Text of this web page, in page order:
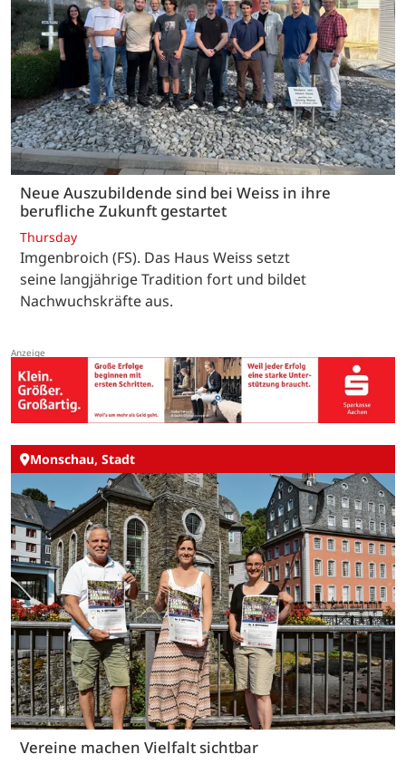
Neue Auszubildende sind bei Weiss in ihre
berufliche Zukunft gestartet
Thursday
Imgenbroich (FS). Das Haus Weiss setzt
seine langjährige Tradition fort und bildet
Nachwuchskräfte aus.
Monschau, Stadt
Vereine machen Vielfalt sichtbar